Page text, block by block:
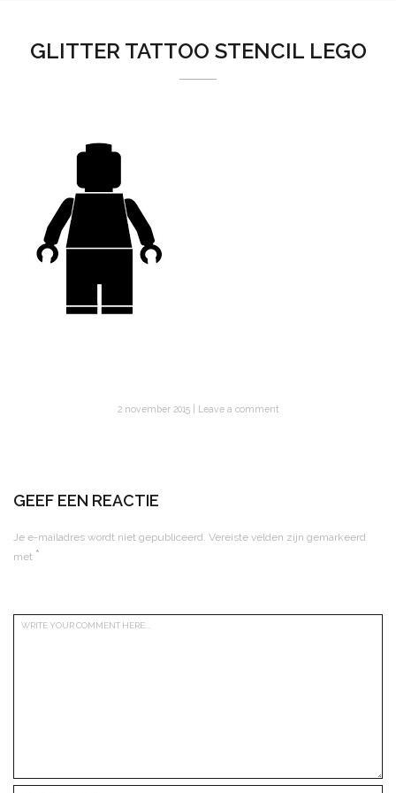
GLITTER TATTOO STENCIL LEGO
2 november 2015 Leave a comment
GEEF EEN REACTIE
Je e-mailadres wordt niet gepubliceerd. Vereiste velden zijn gemarkeerd
met *